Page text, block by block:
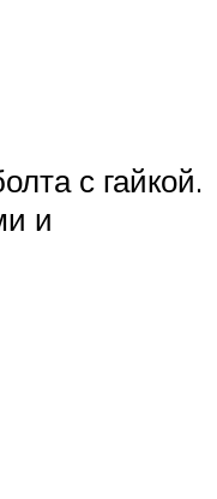
с гайкой.
и